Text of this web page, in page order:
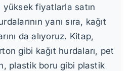
yüksek fiyatlarla satın
yanı sıra, kağıt
da alıyoruz. Kitap,
gibi kağıt hurdaları, pet
plastik boru gibi plastik